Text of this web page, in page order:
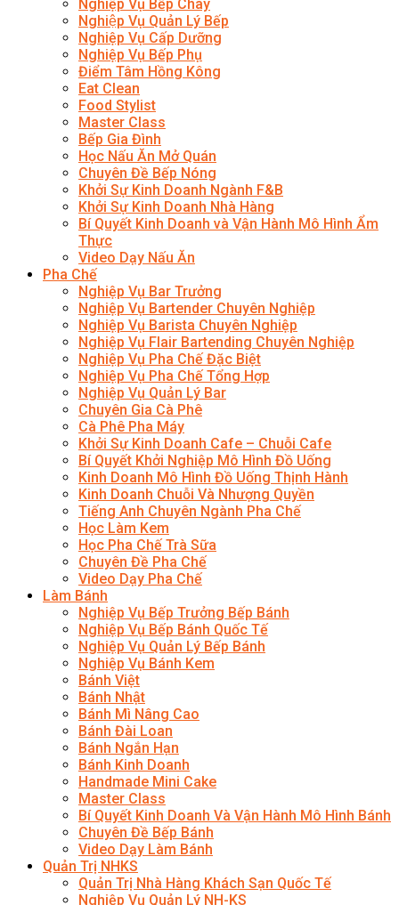
Nghiệp Vụ Bếp Chay
Nghiệp Vụ Quản Lý Bếp
Nghiệp Vụ Cấp Dưỡng
Nghiệp Vụ Bếp Phụ
Điểm Tâm Hồng Kông
Eat Clean
Food Stylist
Master Class
Bếp Gia Đình
Học Nấu Ăn Mở Quán
Chuyên Đề Bếp Nóng
Khởi Sự Kinh Doanh Ngành F&B
Khởi Sự Kinh Doanh Nhà Hàng
Bí Quyết Kinh Doanh và Vận Hành Mô Hình Ẩm
Thực
Video Dạy Nấu Ăn
Pha Chế
Nghiệp Vụ Bar Trưởng
Nghiệp Vụ Bartender Chuyên Nghiệp
Nghiệp Vụ Barista Chuyên Nghiệp
Nghiệp Vụ Flair Bartending Chuyên Nghiệp
Nghiệp Vụ Pha Chế Đặc Biệt
Nghiệp Vụ Pha Chế Tổng Hợp
Nghiệp Vụ Quản Lý Bar
Chuyên Gia Cà Phê
Cà Phê Pha Máy
Khởi Sự Kinh Doanh Cafe – Chuỗi Cafe
Bí Quyết Khởi Nghiệp Mô Hình Đồ Uống
Kinh Doanh Mô Hình Đồ Uống Thịnh Hành
Kinh Doanh Chuỗi Và Nhượng Quyền
Tiếng Anh Chuyên Ngành Pha Chế
Học Làm Kem
Học Pha Chế Trà Sữa
Chuyên Đề Pha Chế
Video Dạy Pha Chế
Làm Bánh
Nghiệp Vụ Bếp Trưởng Bếp Bánh
Nghiệp Vụ Bếp Bánh Quốc Tế
Nghiệp Vụ Quản Lý Bếp Bánh
Nghiệp Vụ Bánh Kem
Bánh Việt
Bánh Nhật
Bánh Mì Nâng Cao
Bánh Đài Loan
Bánh Ngắn Hạn
Bánh Kinh Doanh
Handmade Mini Cake
Master Class
Bí Quyết Kinh Doanh Và Vận Hành Mô Hình Bánh
Chuyên Đề Bếp Bánh
Video Dạy Làm Bánh
Quản Trị NHKS
Quản Trị Nhà Hàng Khách Sạn Quốc Tế
Nghiệp Vụ Quản Lý NH-KS